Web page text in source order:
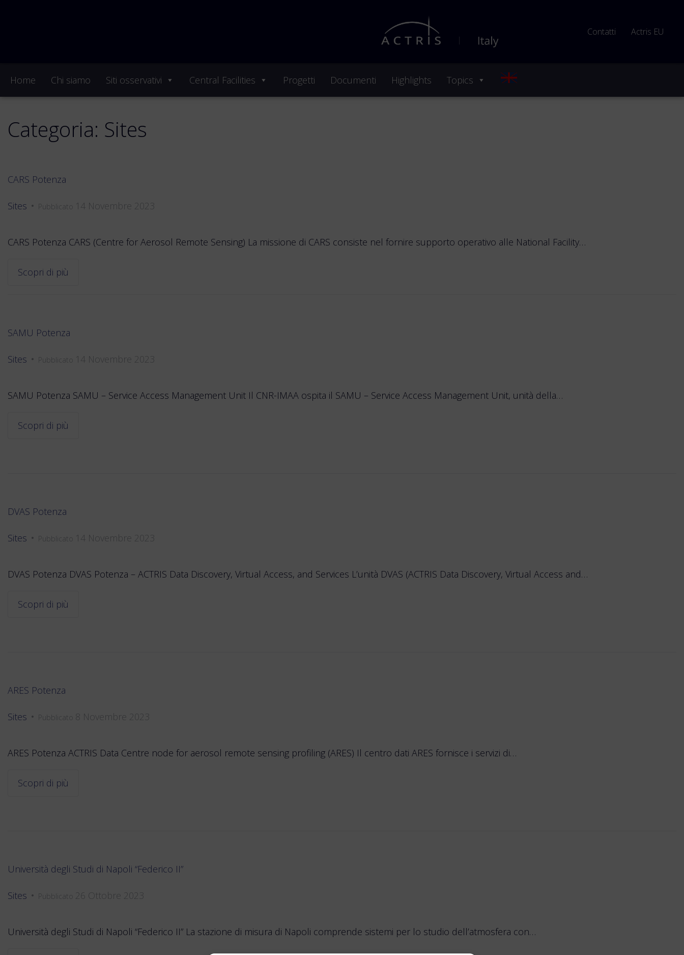
Contatti Actris EU
Home Chi siamo Siti osservativi Central Facilities Progetti Documenti Highlights Topics
Categoria: Sites
CARS Potenza
Sites • Pubblicato 14 Novembre 2023
CARS Potenza CARS (Centre for Aerosol Remote Sensing) La missione di CARS consiste nel fornire supporto operativo alle National Facility…
Scopri di più
SAMU Potenza
Sites • Pubblicato 14 Novembre 2023
SAMU Potenza SAMU – Service Access Management Unit Il CNR-IMAA ospita il SAMU – Service Access Management Unit, unità della…
Scopri di più
DVAS Potenza
Sites • Pubblicato 14 Novembre 2023
DVAS Potenza DVAS Potenza – ACTRIS Data Discovery, Virtual Access, and Services L’unità DVAS (ACTRIS Data Discovery, Virtual Access and…
Scopri di più
ARES Potenza
Sites • Pubblicato 8 Novembre 2023
ARES Potenza ACTRIS Data Centre node for aerosol remote sensing profiling (ARES) Il centro dati ARES fornisce i servizi di…
Scopri di più
Università degli Studi di Napoli “Federico II”
Sites • Pubblicato 26 Ottobre 2023
Università degli Studi di Napoli “Federico II” La stazione di misura di Napoli comprende sistemi per lo studio dell’atmosfera con…